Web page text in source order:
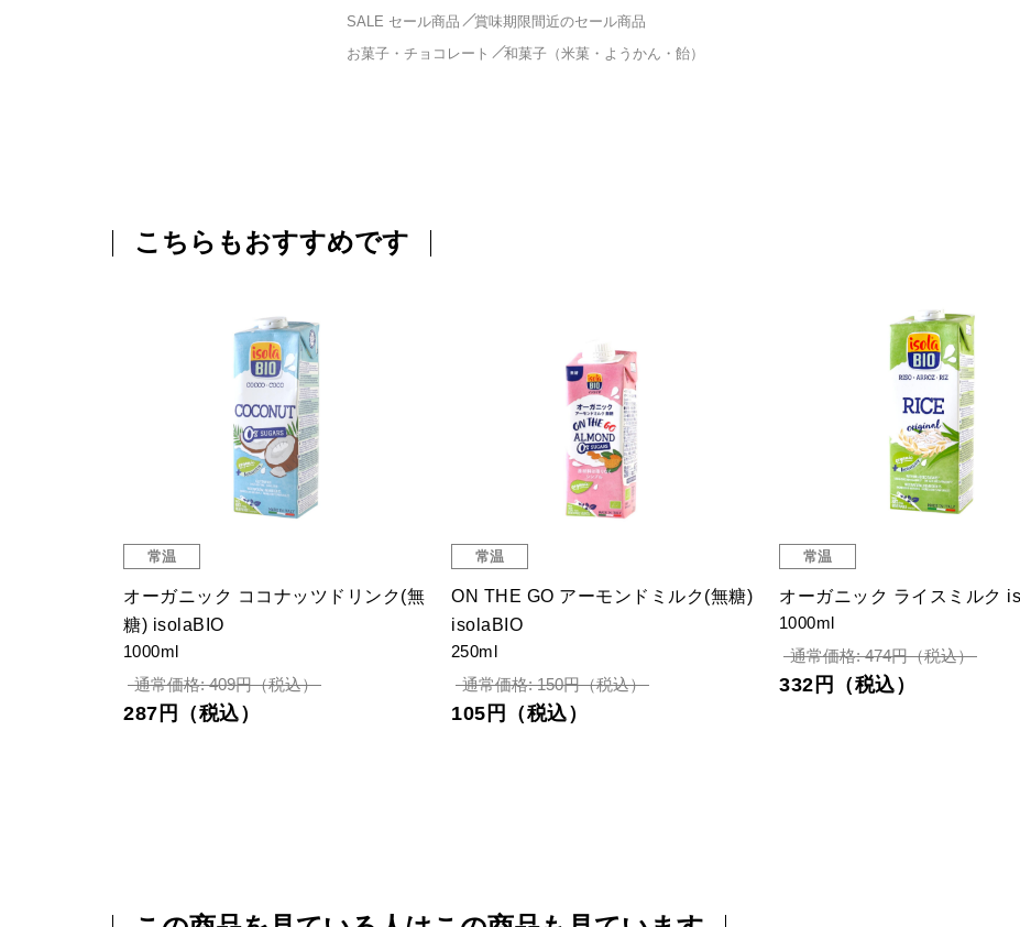
SALE セール商品
賞味期限間近のセール商品
お菓子・チョコレート
和菓子（米菓・ようかん・飴）
こちらもおすすめです
常温
オーガニック ココナッツドリンク(無
糖) isolaBIO
1000ml
通常価格: 409円（税込）
287円（税込）
常温
ON THE GO アーモンドミルク(無糖)
isolaBIO
250ml
通常価格: 150円（税込）
105円（税込）
常温
オーガニック ライスミルク
1000ml
通常価格: 474円（税込）
332円（税込）